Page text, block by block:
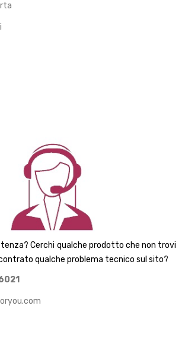
Cerchi qualche prodotto che non trovi
qualche problema tecnico sul sito?